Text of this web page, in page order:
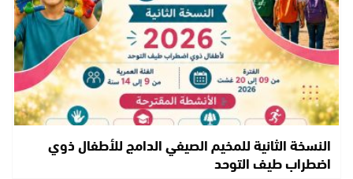
النسخة الثانية للمخيم الصيفي الدامج للأطفال ذوي
اضطراب طيف التوحد